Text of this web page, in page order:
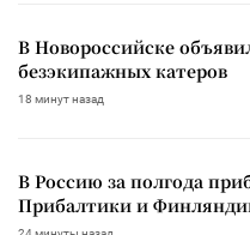
В Новороссийске
безэкипажных катеров
18 минут назад
В Россию за полгода
Прибалтики и